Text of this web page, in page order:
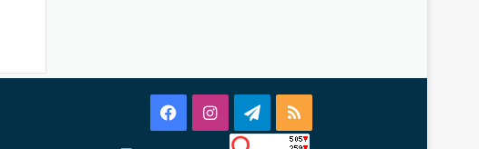
FacebookInstagramTelegram
RSS